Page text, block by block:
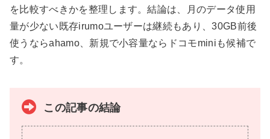
を比較すべきかを整理します。結論は、月のデータ使用
量が少ない既存irumoユーザーは継続もあり、30GB前後
使うならahamo、新規で小容量ならドコモminiも候補で
す。
この記事の結論